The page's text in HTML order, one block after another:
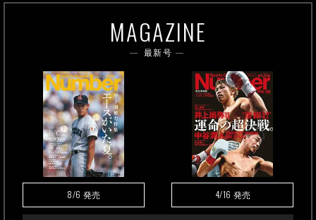
MAGAZINE
最新号
8/6 発売 4/16 発売